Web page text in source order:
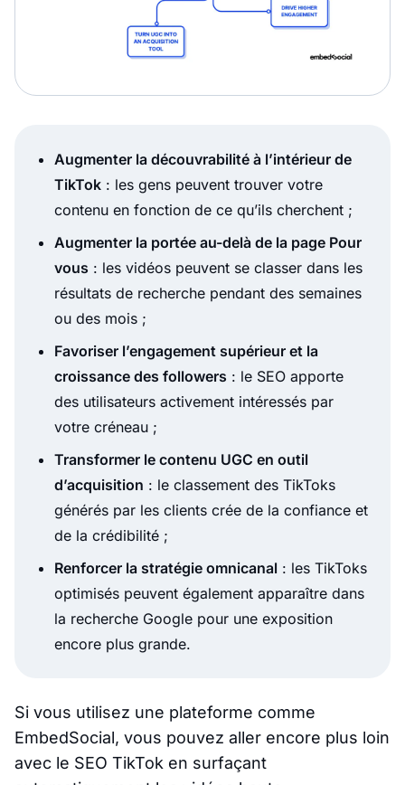
Augmenter la découvrabilité à l’intérieur de
TikTok : les gens peuvent trouver votre
contenu en fonction de ce qu’ils cherchent ;
Augmenter la portée au-delà de la page Pour
vous : les vidéos peuvent se classer dans les
résultats de recherche pendant des semaines
ou des mois ;
Favoriser l’engagement supérieur et la
croissance des followers : le SEO apporte
des utilisateurs activement intéressés par
votre créneau ;
Transformer le contenu UGC en outil
d’acquisition : le classement des TikToks
générés par les clients crée de la confiance et
de la crédibilité ;
Renforcer la stratégie omnicanal : les TikToks
optimisés peuvent également apparaître dans
la recherche Google pour une exposition
encore plus grande.
Si vous utilisez une plateforme comme
EmbedSocial, vous pouvez aller encore plus loin
avec le SEO TikTok en surfaçant